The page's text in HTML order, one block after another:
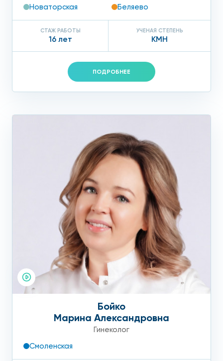
Новаторская
Беляево
СТАЖ РАБОТЫ
16 лет
УЧЕНАЯ СТЕПЕНЬ
КМН
ПОДРОБНЕЕ
Бойко
Марина Александровна
Гинеколог
Смоленская